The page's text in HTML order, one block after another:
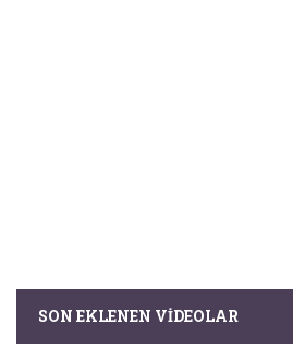
SON EKLENEN VIDEOLAR